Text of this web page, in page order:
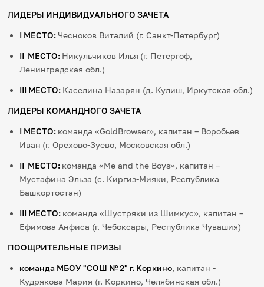
ЛИДЕРЫ ИНДИВИДУАЛЬНОГО ЗАЧЕТА
I МЕСТО:Чесноков Виталий (г. Санкт-Петербург)
II МЕСТО: Никульчиков Илья (г. Петергоф,
Ленинградская обл.)
III МЕСТО: Каселина Назарян (д. Кулиш, Иркутская обл.)
ЛИДЕРЫ КОМАНДНОГО ЗАЧЕТА
I МЕСТО: команда «GoldBrowser», капитан – Воробьев
Иван (г. Орехово-Зуево, Московская обл.)
II МЕСТО: команда «Me and the Boys», капитан –
Мустафина Эльза (с. Киргиз-Мияки, Республика
Башкортостан)
III МЕСТО: команда «Шустряки из Шимкус», капитан –
Ефимова Анфиса (г. Чебоксары, Республика Чувашия)
ПООЩРИТЕЛЬНЫЕ ПРИЗЫ
команда МБОУ "СОШ № 2" г. Коркино, капитан -
Кудрякова Мария (г. Коркино, Челябинская обл.)